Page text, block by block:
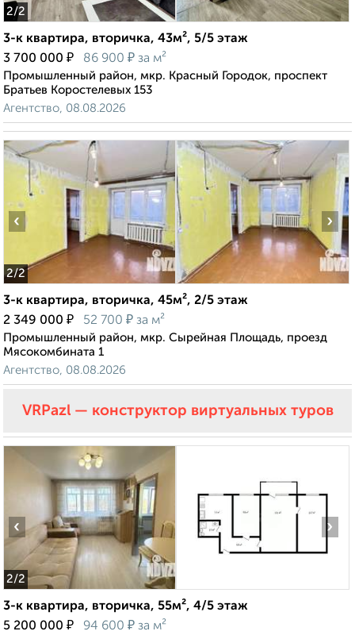
2/2
3-к квартира, вторичка, 43м², 5/5 этаж
3 700 000 ₽ 86 900 ₽ за м²
Промышленный район, мкр. Красный Городок, проспект
Братьев Коростелевых 153
Агентство, 08.08.2026
2/2
‹ ›
3-к квартира, вторичка, 45м², 2/5 этаж
2 349 000 ₽ 52 700 ₽ за м²
Промышленный район, мкр. Сырейная Площадь, проезд
Мясокомбината 1
Агентство, 08.08.2026
VRPazl — конструктор виртуальных туров
2/2
‹ ›
3-к квартира, вторичка, 55м², 4/5 этаж
5 200 000 ₽ 94 600 ₽ за м²